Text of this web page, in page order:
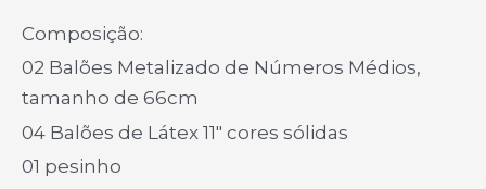
Composição:
02 Balões Metalizado de Números Médios,
tamanho de 66cm
04 Balões de Látex 11″ cores sólidas
01 pesinho